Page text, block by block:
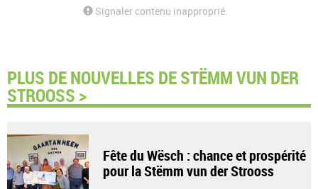
Signaler contenu inapproprié
PLUS DE NOUVELLES DE STËMM VUN DER
STROOSS >
Fête du Wësch : chance et prospérité
pour la Stëmm vun der Strooss